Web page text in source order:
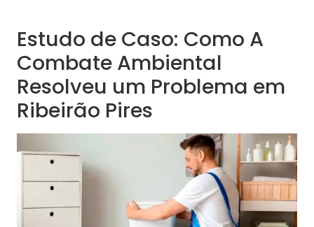
Estudo de Caso: Como A
Combate Ambiental
Resolveu um Problema em
Ribeirão Pires